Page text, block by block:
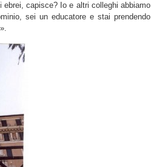
capisce? Io e altri colleghi abbiamo
sei un educatore e stai prendendo